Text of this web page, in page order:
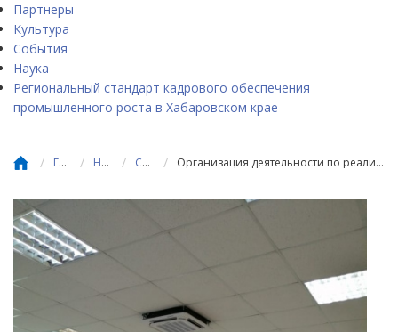
Партнеры
Культура
События
Наука
Региональный стандарт кадрового обеспечения
промышленного роста в Хабаровском крае
/ Главная / Новости / События / Организация деятельности по реализации федерального проекта «Содействие занятости»